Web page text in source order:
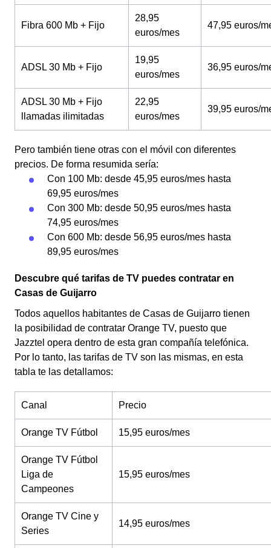
Fibra 600 Mb + Fijo
28,95
euros/mes
47,95 euros/
ADSL 30 Mb + Fijo
19,95
euros/mes
36,95 euros/
ADSL 30 Mb + Fijo
llamadas ilimitadas
22,95
euros/mes
39,95 euros/
Pero también tiene otras con el móvil con diferentes
precios. De forma resumida sería:
Con 100 Mb: desde 45,95 euros/mes hasta
69,95 euros/mes
Con 300 Mb: desde 50,95 euros/mes hasta
74,95 euros/mes
Con 600 Mb: desde 56,95 euros/mes hasta
89,95 euros/mes
Descubre qué tarifas de TV puedes contratar en
Casas de Guijarro
Todos aquellos habitantes de Casas de Guijarro tienen
la posibilidad de contratar Orange TV, puesto que
Jazztel opera dentro de esta gran compañía telefónica.
Por lo tanto, las tarifas de TV son las mismas, en esta
tabla te las detallamos:
Canal Precio
Orange TV Fútbol 15,95 euros/mes
Orange TV Fútbol
Liga de
Campeones
15,95 euros/mes
Orange TV Cine y
Series
14,95 euros/mes